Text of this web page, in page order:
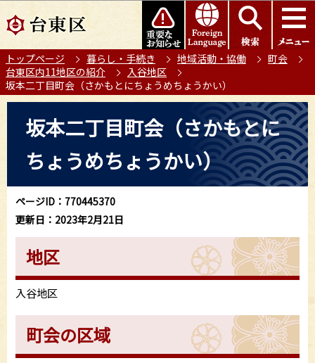
の
ー
ジ
の
このページの本文へ移動
トップページ 暮らし・手続き 地域活動・協働
町会
台東区内11地区の紹介
入谷地区
坂本二丁目町会（さかもとにちょうめちょうかい）
ら
坂本二丁目町会（さかもとに
ちょうめちょうかい）
ページID：770445370
更新日：2023年2月21日
地区
入谷地区
町会の区域